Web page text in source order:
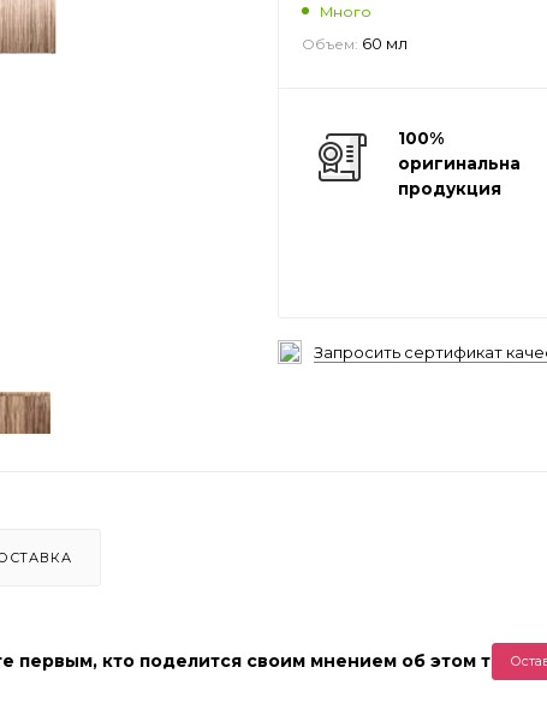
Много
Объем: 60 мл
100%
оригинальная
продукция
Запросить сертификат
первым, кто поделится своим мнением об этом товаре